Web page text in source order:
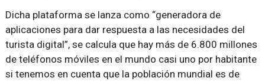
Dicha plataforma se lanza como generadora de
aplicaciones para dar respuesta a las necesidades del
turista digital , se calcula que hay más de 6.800 millones
de teléfonos móviles en el mundo casi uno por habitante
si tenemos en cuenta que la población mundial es de